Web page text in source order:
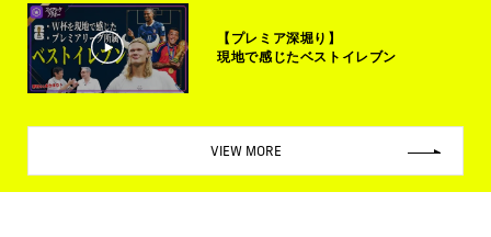
【プレミア深堀り】
現地で感じたベストイレブン
VIEW MORE